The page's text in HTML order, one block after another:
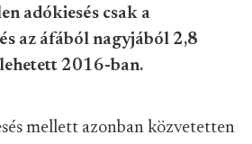
adókiesés csak a
az áfából nagyjából 2,8
2016-ban.
mellett azonban közvetetten